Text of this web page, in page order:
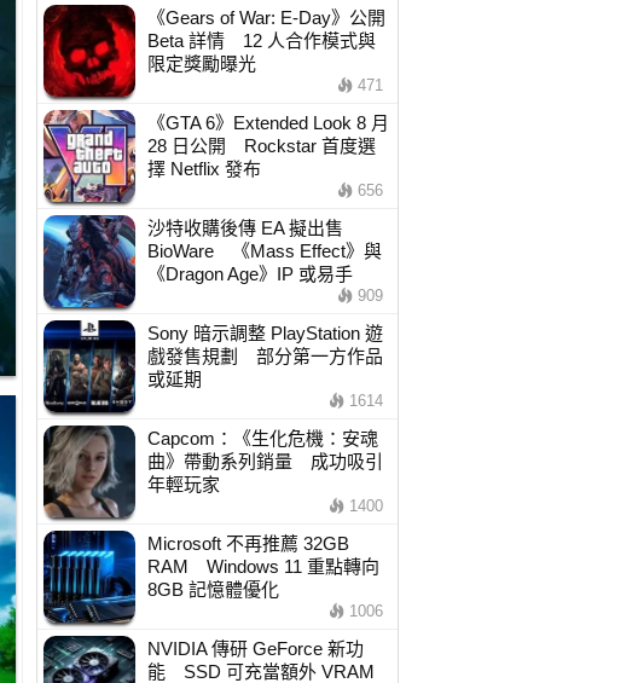
《Gears of War: E-Day》公開
Beta 詳情 12 人合作模式與
限定獎勵曝光
471
《GTA 6》Extended Look 8 月
28 日公開 Rockstar 首度選
擇 Netflix 發布
656
沙特收購後傳 EA 擬出售
BioWare 《Mass Effect》與
《Dragon Age》IP 或易手
909
Sony 暗示調整 PlayStation 遊
戲發售規劃 部分第一方作品
或延期
1614
Capcom：《生化危機：安魂
曲》帶動系列銷量 成功吸引
年輕玩家
1400
Microsoft 不再推薦 32GB
RAM Windows 11 重點轉向
8GB 記憶體優化
1006
NVIDIA 傳研 GeForce 新功
能 SSD 可充當額外 VRAM